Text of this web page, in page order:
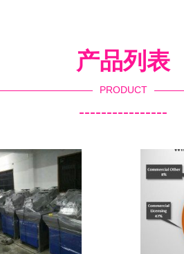
产品列表
PRODUCT
----------------